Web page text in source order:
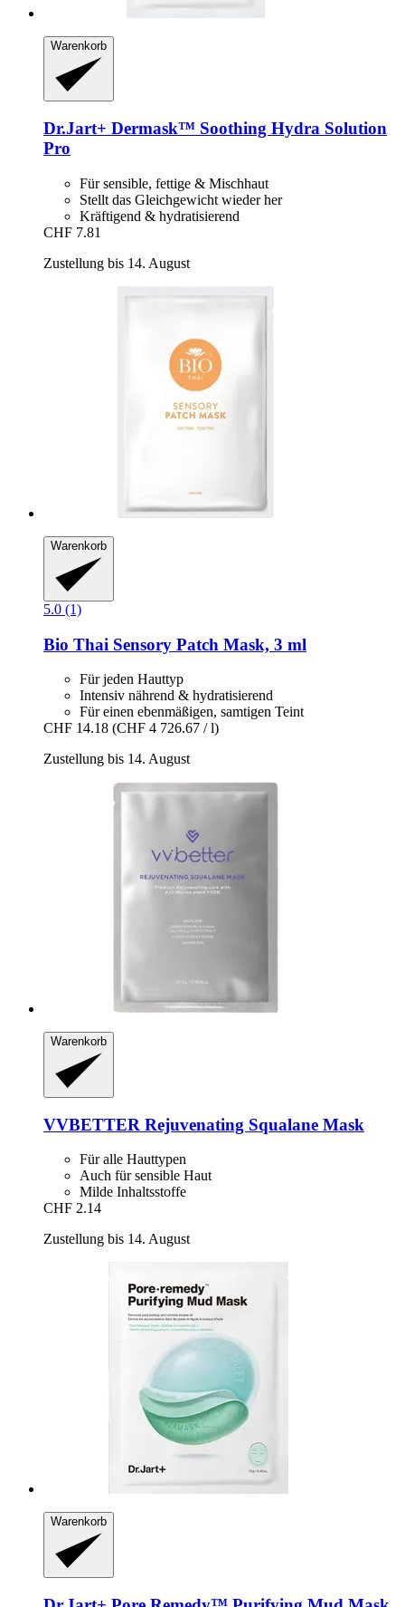
Warenkorb
Dr.Jart+ Dermask™ Soothing Hydra Solution
Pro
Für sensible, fettige & Mischhaut
Stellt das Gleichgewicht wieder her
Kräftigend & hydratisierend
CHF 7.81
Zustellung bis 14. August
Warenkorb
5.0 (1)
Bio Thai Sensory Patch Mask, 3 ml
Für jeden Hauttyp
Intensiv nährend & hydratisierend
Für einen ebenmäßigen, samtigen Teint
CHF 14.18 (CHF 4 726.67 / l)
Zustellung bis 14. August
Warenkorb
VVBETTER Rejuvenating Squalane Mask
Für alle Hauttypen
Auch für sensible Haut
Milde Inhaltsstoffe
CHF 2.14
Zustellung bis 14. August
Warenkorb